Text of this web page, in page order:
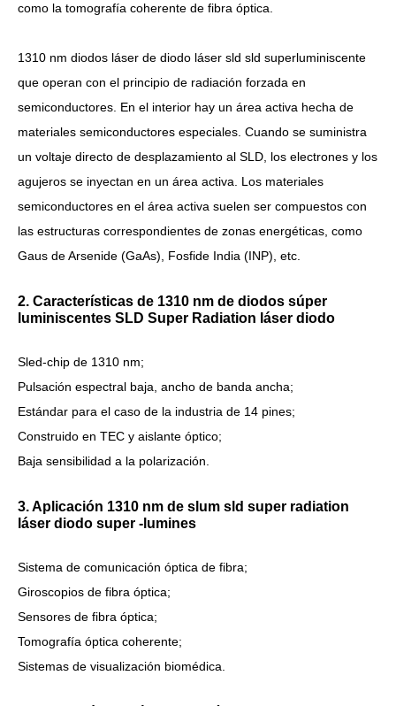
como la tomografía coherente de fibra óptica.
1310 nm diodos láser de diodo láser sld sld superluminiscente
que operan con el principio de radiación forzada en
semiconductores. En el interior hay un área activa hecha de
materiales semiconductores especiales. Cuando se suministra
un voltaje directo de desplazamiento al SLD, los electrones y los
agujeros se inyectan en un área activa. Los materiales
semiconductores en el área activa suelen ser compuestos con
las estructuras correspondientes de zonas energéticas, como
Gaus de Arsenide (GaAs), Fosfide India (INP), etc.
2. Características de 1310 nm de diodos súper
luminiscentes SLD Super Radiation láser diodo
Sled-chip de 1310 nm;
Pulsación espectral baja, ancho de banda ancha;
Estándar para el caso de la industria de 14 pines;
Construido en TEC y aislante óptico;
Baja sensibilidad a la polarización.
3. Aplicación 1310 nm de slum sld super radiation
láser diodo super -lumines
Sistema de comunicación óptica de fibra;
Giroscopios de fibra óptica;
Sensores de fibra óptica;
Tomografía óptica coherente;
Sistemas de visualización biomédica.